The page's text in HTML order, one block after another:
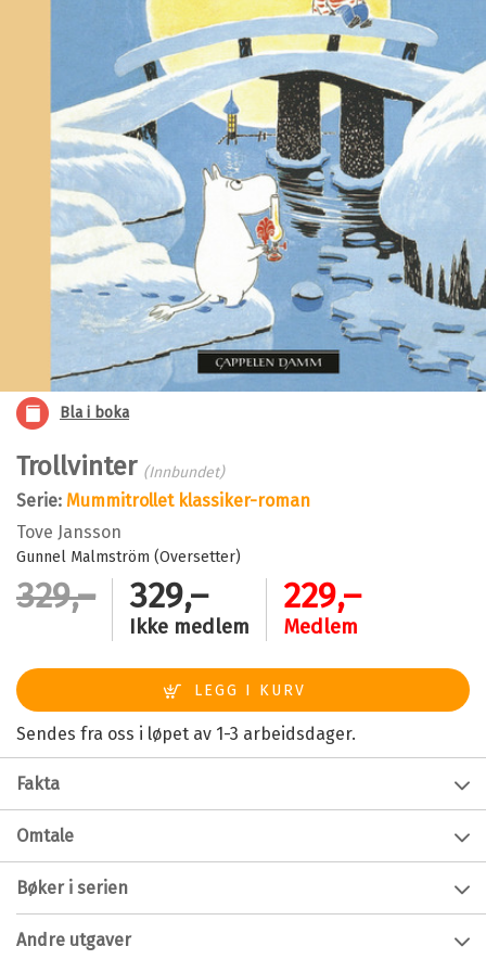
Bla i boka
Trollvinter (Innbundet)
Serie: Mummitrollet klassiker-roman
Tove Jansson
Gunnel Malmström (Oversetter)
329,– 329,–
Ikke medlem
229,–
Medlem
Sendes fra oss i løpet av 1-3 arbeidsdager.
Fakta
Forfatter:
Innbinding:
Alder: 10 - 100
Omtale
april. Men plutselig en dag i januar våkner
Mummitrollet, og nå klarer han ikke å sovne igjen. Først
kjenner han seg redd og ensom i det sovende huset,
Bøker i serien
Andre utgaver